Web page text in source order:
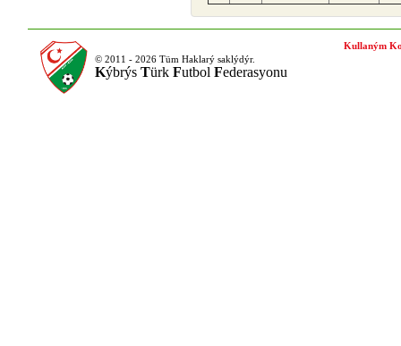
© 2011 - 2026 Tüm Haklarý saklýdýr.
Kýbrýs Türk Futbol Federasyonu
Kullaným